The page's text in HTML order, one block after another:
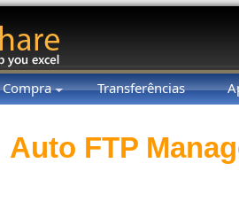
Compra Transferências
Auto FTP